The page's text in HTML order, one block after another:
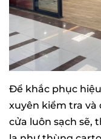
Để khắc phục
xuyên kiểm tra và
cửa luôn sạch sẽ,